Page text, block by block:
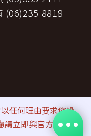
任何理由要求您操
請立即與官方客服
(06)235-8818